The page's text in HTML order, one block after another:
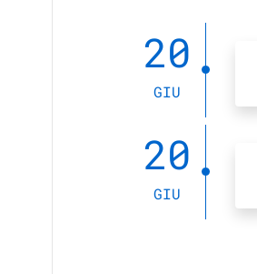
20
GIU
20
GIU